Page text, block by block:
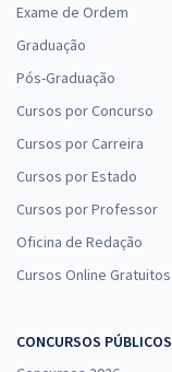
Exame de Ordem
Graduação
Pós-Graduação
Cursos por Concurso
Cursos por Carreira
Cursos por Estado
Cursos por Professor
Oficina de Redação
Cursos Online Gratuitos
CONCURSOS PÚBLICOS